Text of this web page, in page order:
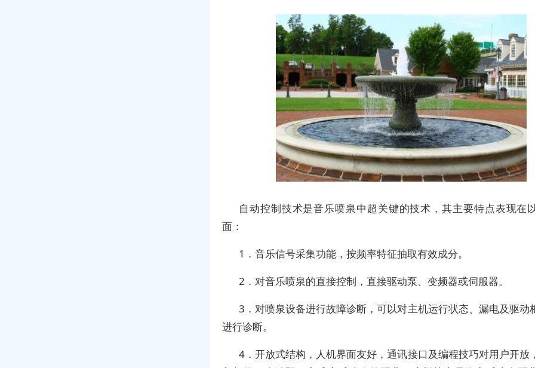
自动控制技术是音乐喷泉中超关键的技术，其主要特点表现在
面：
1．音乐信号采集功能，按频率特征抽取有效成分。
2．对音乐喷泉的直接控制，直接驱动泵、变频器或伺服器。
3．对喷泉设备进行故障诊断，可以对主机运行状态、漏电及驱动
进行诊断。
4．开放式结构，人机界面友好，通讯接口及编程技巧对用户开放